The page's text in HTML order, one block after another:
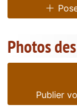
Photos
Publier